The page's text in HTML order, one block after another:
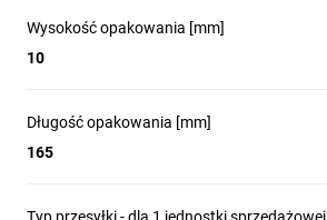
Wysokość opakowania [mm]
10
Długość opakowania [mm]
165